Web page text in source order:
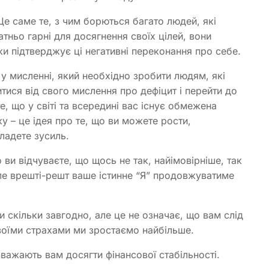
саме те, з чим борються багато людей, які
гарні для досягнення своїх цілей, вони
підтверджує ці негативні переконання про себе.
який необхідно зробити людям, які
від свого мислення про дефіцит і перейти до
що у світі та всередині вас існує обмежена
– це ідея про те, що ви можете рости,
зусиль.
відчуваєте, що щось не так, найімовірніше, так
врешті-решт ваше істинне “Я” продовжуватиме
скільки завгодно, але це не означає, що вам слід
страхами ми зростаємо найбільше.
вам досягти фінансової стабільності.